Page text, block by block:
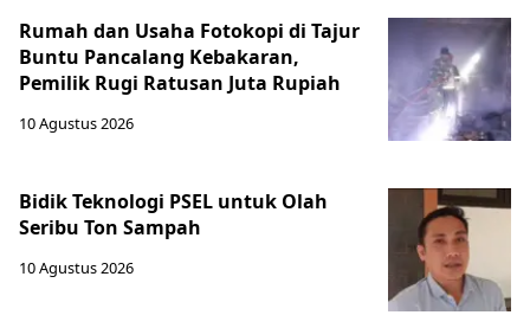
Rumah dan Usaha Fotokopi di Tajur
Buntu Pancalang Kebakaran,
Pemilik Rugi Ratusan Juta Rupiah
10 Agustus 2026
Bidik Teknologi PSEL untuk Olah
Seribu Ton Sampah
10 Agustus 2026